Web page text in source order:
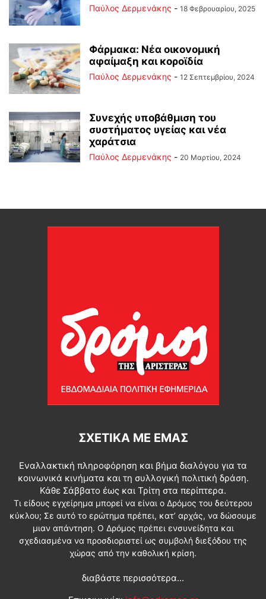
Παύλος Δερμενάκης - 18 Φεβρουαρίου, 2025
Φάρμακα: Νέα οικονομική
αφαίμαξη και κοροϊδία
Παύλος Δερμενάκης - 12 Σεπτεμβρίου, 2024
Συνεχής υποβάθμιση του
συστήματος υγείας και νέα
χαράτσια
Παύλος Δερμενάκης - 20 Μαρτίου, 2024
ΣΧΕΤΙΚΆ ΜΕ ΕΜΆΣ
Εναλλακτική πληροφόρηση και βήμα διαλόγου για τα
κοινωνικά κινήματα και τη συλλογική πολιτική δράση.
Κάθε Σάββατο έως και Τρίτη στα περίπτερα.
Τι είδους εγχείρημα μπορεί να είναι ο Δρόμος του δεύτερου
κύκλου; Σε αυτό το ερώτημα πρέπει, κατ’ αρχάς, να δώσουμε
μιαν απάντηση. Ο Δρόμος πρέπει ενσυνείδητα και
σχεδιασμένα να προσδιοριστεί ως συμβολή διεξόδου της
χώρας από την καθολική κρίση.
διαβάστε περισσότερα...